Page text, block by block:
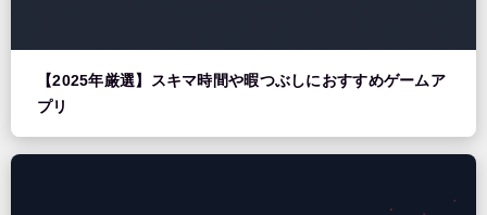
【2025年厳選】スキマ時間や暇つぶしにおすすめゲームア
プリ